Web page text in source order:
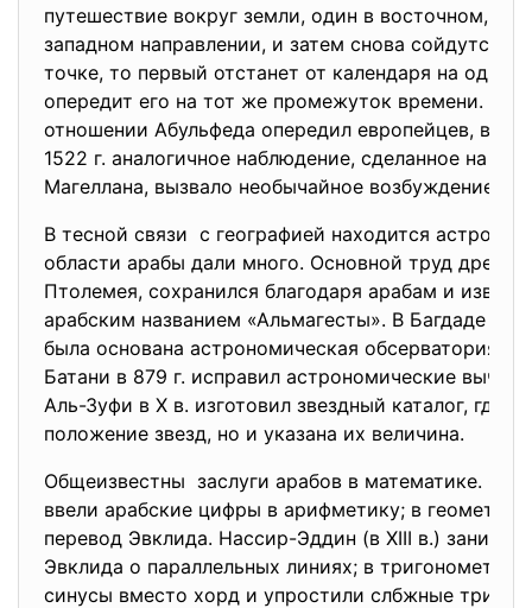
путешествие вокруг земли, один в восточном, а
западном направлении, и затем снова сойдутся в
точке, то первый отстанет от календаря на один
опередит его на тот же промежуток времени.
отношении Абульфеда опередил европейцев,
1522 г. аналогичное наблюдение, сделанное на
Магеллана, вызвало необычайное возбуждение.
В тесной связи с географией находится
области арабы дали много. Основной труд
Птолемея, сохранился благодаря арабам и
арабским названием «Альмагесты». В Багдаде
была основана астрономическая обсерватория.
Батани в 879 г. исправил астрономические
Аль-Зуфи в X в. изготовил звездный каталог, где
положение звезд, но и указана их величина.
Общеизвестны заслуги арабов в математике. Они
ввели арабские цифры в арифметику; в
перевод Эвклида. Нассир-Эддин (в XIII в.)
Эвклида о параллельных линиях; в
синусы вместо хорд и упростили слбжные